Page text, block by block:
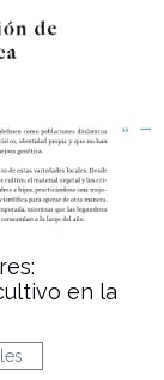
en la